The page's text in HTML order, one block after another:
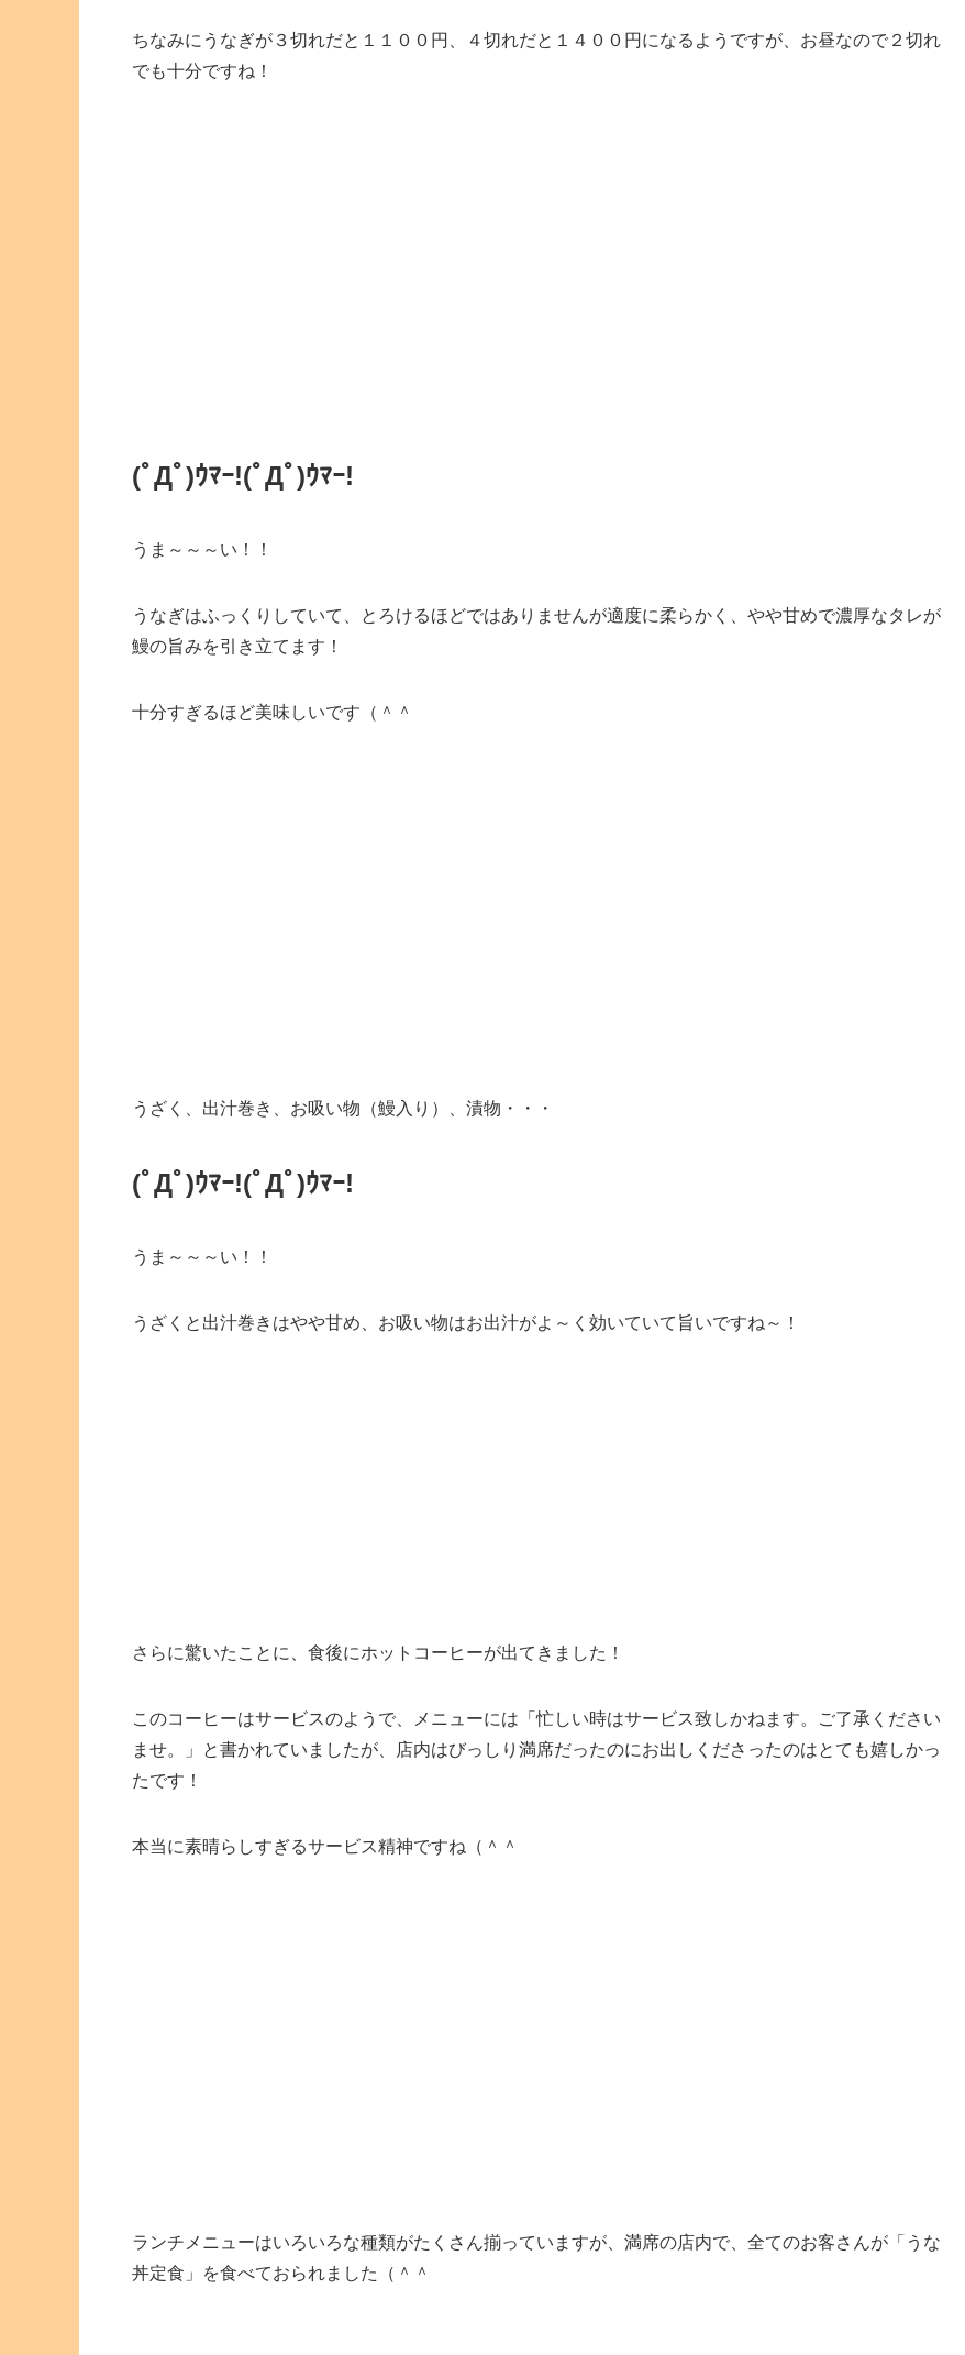
ちなみにうなぎが３切れだと１１００円、４切れだと１４００円になるようですが、お昼なので２切れ
でも十分ですね！
(ﾟДﾟ)ｳﾏｰ!(ﾟДﾟ)ｳﾏｰ!
うま～～～い！！
うなぎはふっくりしていて、とろけるほどではありませんが適度に柔らかく、やや甘めで濃厚なタレが
鰻の旨みを引き立てます！
十分すぎるほど美味しいです（＾＾
うざく、出汁巻き、お吸い物（鰻入り）、漬物・・・
(ﾟДﾟ)ｳﾏｰ!(ﾟДﾟ)ｳﾏｰ!
うま～～～い！！
うざくと出汁巻きはやや甘め、お吸い物はお出汁がよ～く効いていて旨いですね～！
さらに驚いたことに、食後にホットコーヒーが出てきました！
このコーヒーはサービスのようで、メニューには「忙しい時はサービス致しかねます。ご了承ください
ませ。」と書かれていましたが、店内はびっしり満席だったのにお出しくださったのはとても嬉しかっ
たです！
本当に素晴らしすぎるサービス精神ですね（＾＾
ランチメニューはいろいろな種類がたくさん揃っていますが、満席の店内で、全てのお客さんが「うな
丼定食」を食べておられました（＾＾